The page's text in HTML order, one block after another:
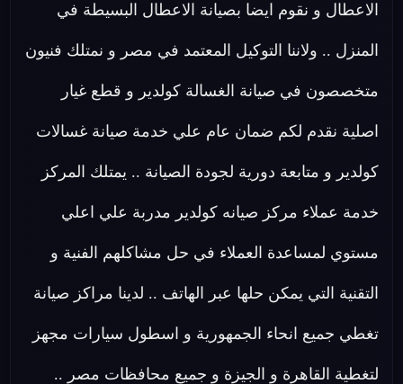
الاعطال و نقوم ايضا بصيانة الاعطال البسيطة في
المنزل .. ولاننا التوكيل المعتمد في مصر و نمتلك فنيون
متخصصون في صيانة الغسالة كولدير و قطع غيار
اصلية نقدم لكم ضمان عام علي خدمة صيانة غسالات
كولدير و متابعة دورية لجودة الصيانة .. يمتلك المركز
خدمة عملاء مركز صيانه كولدير مدربة علي اعلي
مستوي لمساعدة العملاء في حل مشاكلهم الفنية و
التقنية التي يمكن حلها عبر الهاتف .. لدينا مراكز صيانة
تغطي جميع انحاء الجمهورية و اسطول سيارات مجهز
لتغطية القاهرة و الجيزة و جميع محافظات مصر ..